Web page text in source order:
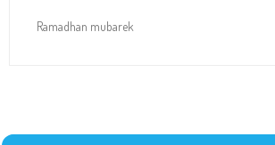
Ramadhan mubarek